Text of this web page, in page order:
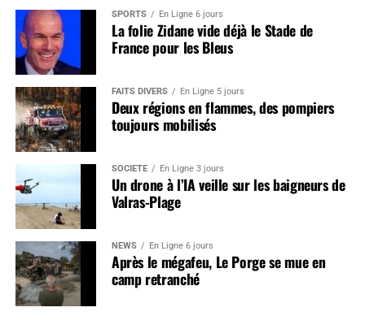
SPORTS En Ligne 6 jours
La folie Zidane vide déjà le Stade de
France pour les Bleus
FAITS DIVERS En Ligne 5 jours
Deux régions en flammes, des pompiers
toujours mobilisés
SOCIÉTÉ En Ligne 3 jours
Un drone à l’IA veille sur les baigneurs de
Valras-Plage
NEWS En Ligne 6 jours
Après le mégafeu, Le Porge se mue en
camp retranché